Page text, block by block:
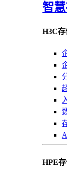
智
H3C存
HPE